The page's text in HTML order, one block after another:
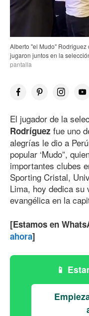
Alberto "el Mudo"
jugaron juntos en la
pantalla
El jugador de la
Rodríguez fue uno
alegrías le dio a
popular ‘Mudo”,
importantes clubes
Sporting Cristal,
Lima, hoy dedica su
evangélica en la
[Estamos en
ahora]